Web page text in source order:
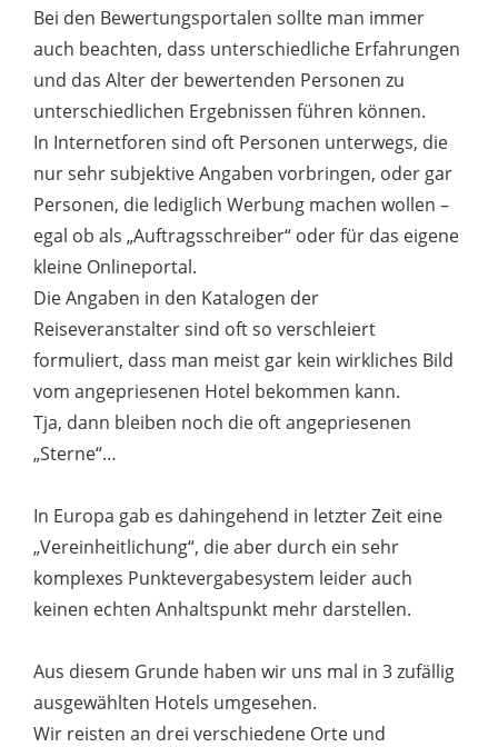
Bei den Bewertungsportalen sollte man immer
auch beachten, dass unterschiedliche Erfahrungen
und das Alter der bewertenden Personen zu
unterschiedlichen Ergebnissen führen können.
In Internetforen sind oft Personen unterwegs, die
nur sehr subjektive Angaben vorbringen, oder gar
Personen, die lediglich Werbung machen wollen –
egal ob als „Auftragsschreiber“ oder für das eigene
kleine Onlineportal.
Die Angaben in den Katalogen der
Reiseveranstalter sind oft so verschleiert
formuliert, dass man meist gar kein wirkliches Bild
vom angepriesenen Hotel bekommen kann.
Tja, dann bleiben noch die oft angepriesenen
„Sterne“…
In Europa gab es dahingehend in letzter Zeit eine
„Vereinheitlichung“, die aber durch ein sehr
komplexes Punktevergabesystem leider auch
keinen echten Anhaltspunkt mehr darstellen.
Aus diesem Grunde haben wir uns mal in 3 zufällig
ausgewählten Hotels umgesehen.
Wir reisten an drei verschiedene Orte und